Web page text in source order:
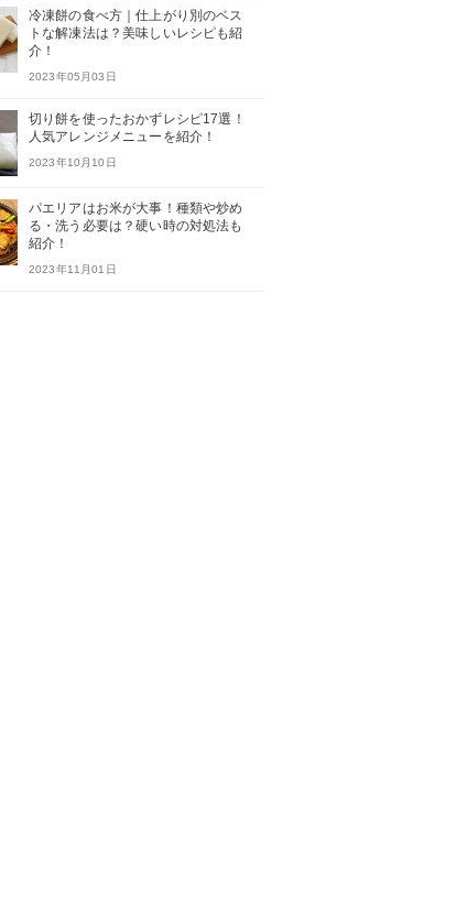
冷凍餅の食べ方｜仕上がり別のベス
トな解凍法は？美味しいレシピも紹
介！
2023年05月03日
切り餅を使ったおかずレシピ17選！
人気アレンジメニューを紹介！
2023年10月10日
パエリアはお米が大事！種類や炒め
る・洗う必要は？硬い時の対処法も
紹介！
2023年11月01日